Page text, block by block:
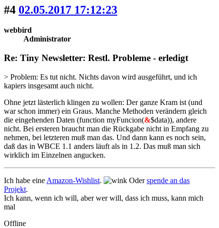
#4 02.05.2017 17:12:23
webbird
Administrator
Re: Tiny Newsletter: Restl. Probleme - erledigt
> Problem: Es tut nicht. Nichts davon wird ausgeführt, und ich
kapiers insgesamt auch nicht.
Ohne jetzt lästerlich klingen zu wollen: Der ganze Kram ist (und
war schon immer) ein Graus. Manche Methoden verändern gleich
die eingehenden Daten (function myFuncion(&$data)), andere
nicht. Bei ersteren braucht man die Rückgabe nicht in Empfang zu
nehmen, bei letzteren muß man das. Und dann kann es noch sein,
daß das in WBCE 1.1 anders läuft als in 1.2. Das muß man sich
wirklich im Einzelnen angucken.
Ich habe eine Amazon-Wishlist. Oderspende an das
Projekt.
Ich kann, wenn ich will, aber wer will, dass ich muss, kann mich
mal
Offline